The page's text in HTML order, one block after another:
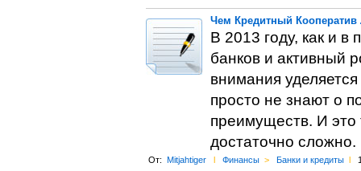
Чем Кредитный Кооператив
В 2013 году, как и
банков и активный
внимания
просто не знают о
преимуществ. И это
достаточно сложно.
От: Mitjahtiger l Финансы > Банки и кредиты l